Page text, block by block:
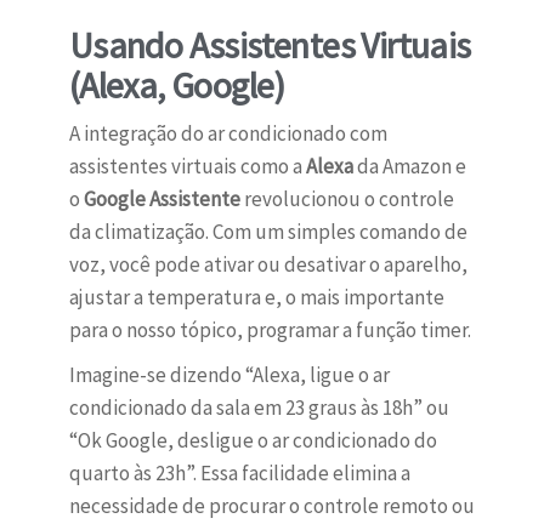
Usando Assistentes Virtuais
(Alexa, Google)
A integração do ar condicionado com
assistentes virtuais como aAlexada Amazon e
oGoogle Assistenterevolucionou o controle
da climatização. Com um simples comando de
voz, você pode ativar ou desativar o aparelho,
ajustar a temperatura e, o mais importante
para o nosso tópico, programar a função timer.
Imagine-se dizendo “Alexa, ligue o ar
condicionado da sala em 23 graus às 18h” ou
“Ok Google, desligue o ar condicionado do
quarto às 23h”. Essa facilidade elimina a
necessidade de procurar o controle remoto ou